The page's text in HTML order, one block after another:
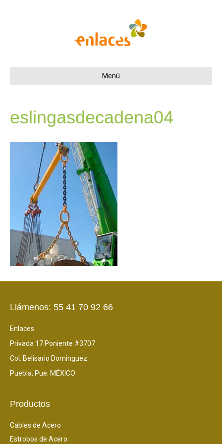
Menú
eslingasdecadena04
Llámenos: 55 41 70 92 66
Enlaces
Privada 17 Poniente #3707
Col. Belisario Dominguez
Puebla, Pue. MÉXICO
Productos
Cables de Acero
Estrobos de Acero